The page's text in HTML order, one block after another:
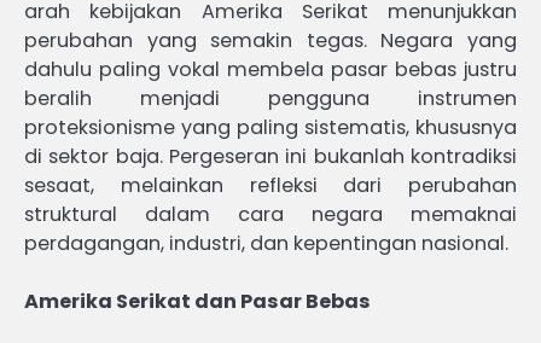
arah kebijakan Amerika Serikat menunjukkan
perubahan yang semakin tegas. Negara yang
dahulu paling vokal membela pasar bebas justru
beralih menjadi pengguna instrumen
proteksionisme yang paling sistematis, khususnya
di sektor baja. Pergeseran ini bukanlah kontradiksi
sesaat, melainkan refleksi dari perubahan
struktural dalam cara negara memaknai
perdagangan, industri, dan kepentingan nasional.
Amerika Serikat dan Pasar Bebas